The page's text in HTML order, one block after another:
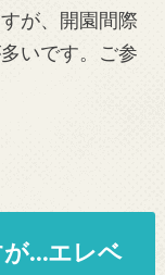
が、開園間際
いです。ご参
が…エレベ